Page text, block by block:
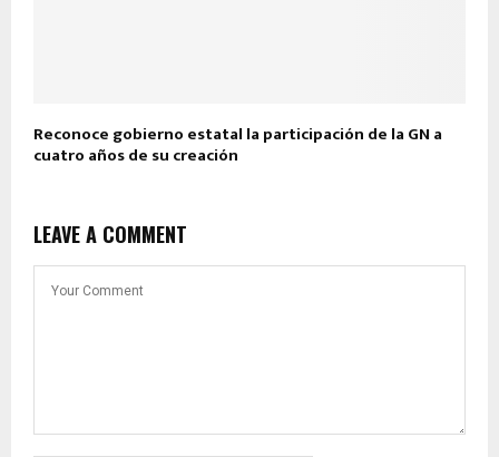
Reconoce gobierno estatal la participación de la GN a
cuatro años de su creación
LEAVE A COMMENT